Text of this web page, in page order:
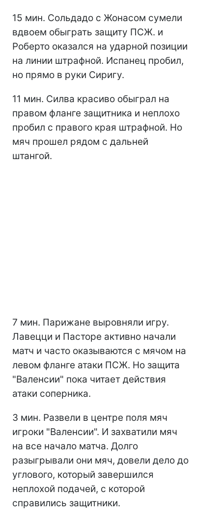
15 мин. Сольдадо с Жонасом сумели
вдвоем обыграть защиту ПСЖ. и
Роберто оказался на ударной позиции
на линии штрафной. Испанец пробил,
но прямо в руки Сиригу.
11 мин. Силва красиво обыграл на
правом фланге защитника и неплохо
пробил с правого края штрафной. Но
мяч прошел рядом с дальней
штангой.
7 мин. Парижане выровняли игру.
Лавецци и Пасторе активно начали
матч и часто оказываются с мячом на
левом фланге атаки ПСЖ. Но защита
"Валенсии" пока читает действия
атаки соперника.
3 мин. Развели в центре поля мяч
игроки "Валенсии". И захватили мяч
на все начало матча. Долго
разыгрывали они мяч, довели дело до
углового, который завершился
неплохой подачей, с которой
справились защитники.